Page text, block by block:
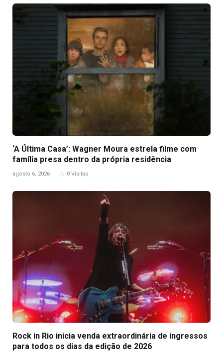
‘A Última Casa’: Wagner Moura estrela filme com
família presa dentro da própria residência
agosto 6, 2026 0 Visitas
Rock in Rio inicia venda extraordinária de ingressos
para todos os dias da edição de 2026